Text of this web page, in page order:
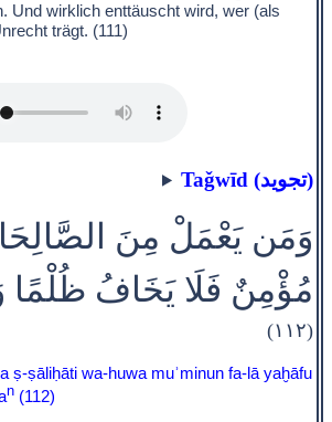
Und wirklich enttäuscht wird, wer (als
trägt. (111)
Taǧwīd (تجويد)
وَمَن يَعْمَلْ مِنَ
مُؤْمِنٌ فَلَا يَخَافُ ظُلْمًا
(١١٢)
ṣ-ṣāliḥāti wa-huwa muʾminun fa-lā yaḫāfu
n (112)